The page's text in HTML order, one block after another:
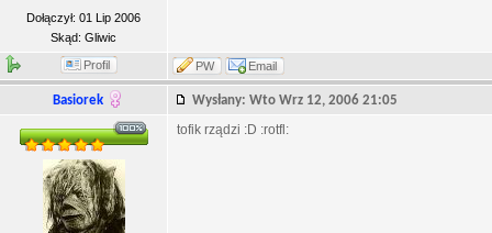
Dołączył: 01 Lip 2006
Skąd: Gliwic
Profil PW Email
Basiorek Wysłany: Wto Wrz 12, 2006 21:05
tofik rządzi :D :rotfl: